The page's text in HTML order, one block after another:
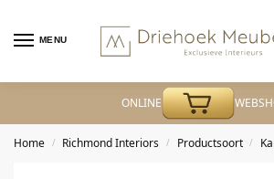
MENU
ONLINE
Home / Richmond Interiors / Productsoort /